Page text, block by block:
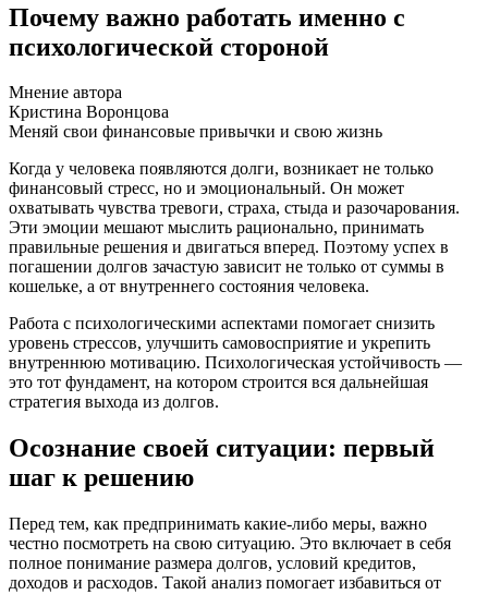
Почему важно работать именно с
психологической стороной
Мнение автора
Кристина Воронцова
Меняй свои финансовые привычки и свою жизнь
Когда у человека появляются долги, возникает не только
финансовый стресс, но и эмоциональный. Он может
охватывать чувства тревоги, страха, стыда и разочарования.
Эти эмоции мешают мыслить рационально, принимать
правильные решения и двигаться вперед. Поэтому успех в
погашении долгов зачастую зависит не только от суммы в
кошельке, а от внутреннего состояния человека.
Работа с психологическими аспектами помогает снизить
уровень стрессов, улучшить самовосприятие и укрепить
внутреннюю мотивацию. Психологическая устойчивость —
это тот фундамент, на котором строится вся дальнейшая
стратегия выхода из долгов.
Осознание своей ситуации: первый
шаг к решению
Перед тем, как предпринимать какие-либо меры, важно
честно посмотреть на свою ситуацию. Это включает в себя
полное понимание размера долгов, условий кредитов,
доходов и расходов. Такой анализ помогает избавиться от